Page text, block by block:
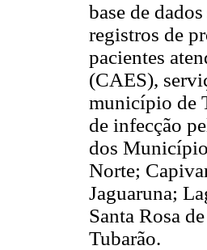
base de
registros de
pacientes
(CAES),
município de
de infecção
dos
Norte;
Jaguaruna;
Santa Rosa
Tubarão.